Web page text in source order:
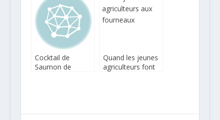
carottes au lait de
coco et
champignons
Cocktail de
Saumon de
Quand les jeunes
agriculteurs font